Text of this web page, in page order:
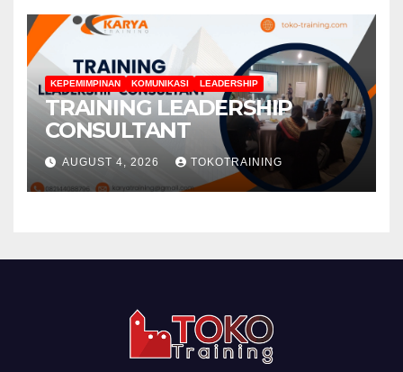
KEPEMIMPINAN KOMUNIKASI LEADERSHIP
TRAINING LEADERSHIP
CONSULTANT
AUGUST 4, 2026 TOKOTRAINING